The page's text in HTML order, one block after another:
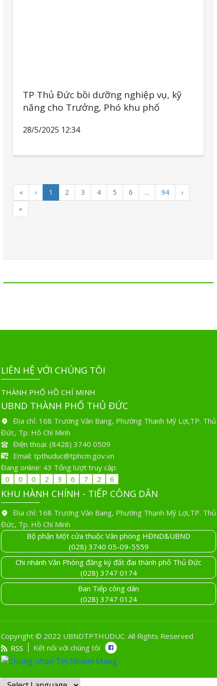
TP Thủ Đức bồi dưỡng nghiệp vụ, kỹ
năng cho Trưởng, Phó khu phố
28/5/2025 12:34
« ‹ 1 2 3 4 5 6 ... 94
›
»
LIÊN HỆ VỚI CHÚNG TÔI
THÀNH PHỐ HỒ CHÍ MINH
UBND THÀNH PHỐ THỦ ĐỨC
Địa chỉ: 168 Trương Văn Bang, Phường Thạnh Mỹ Lợi,TP. Thủ
Đức, Tp. Hồ Chí Minh
Điện thoại: (8428) 3740 0509
Email: tpthuduc@tphcm.gov.vn
Đang online: 43 Tổng lượt truy cập:
0
0 0 2 3 6 7 2 6
KHU HÀNH CHÍNH - TIẾP CÔNG DÂN
Địa chỉ: 168 Trương Văn Bang, Phường Thạnh Mỹ Lợi,TP. Thủ
Đức, Tp. Hồ Chí Minh
Bộ phận Một cửa thuộc Văn phòng HĐND&UBND
(028) 3740 05-09-5559
Chi nhánh Văn Phòng đăng ký đất đai thành phố Thủ Đức
(028) 3747 0174
Ban Tiếp công dân
(028) 3747 0124
Copyright © 2022 UBNDTPTHUDUC. All Rights Reserved
RSS
Kết nối với chúng tôi